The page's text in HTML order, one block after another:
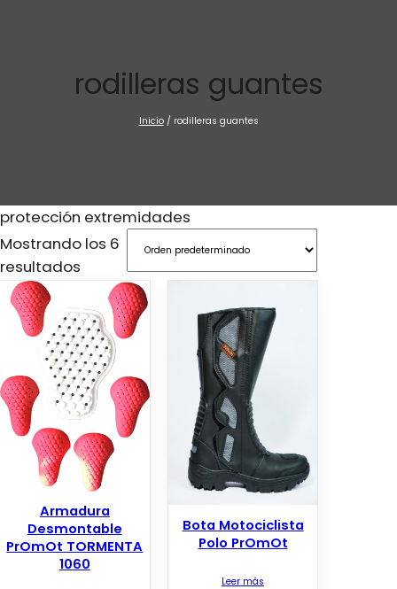
rodilleras guantes
Inicio/ rodilleras guantes
protección extremidades
Mostrando los 6
resultados
Armadura
Desmontable
PrOmOt TORMENTA
1060
Bota Motociclista
Polo PrOmOt
Leer más